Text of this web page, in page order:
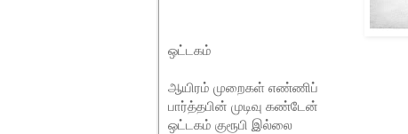
ஒட்டகம்
ஆயிரம் முறைகள் எண்ணிப்
பார்த்தபின் முடிவு கண்டேன்
ஒட்டகம் குரூபி இல்லை